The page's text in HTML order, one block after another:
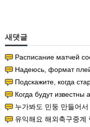
새댓글
Расписание матчей
Надеюсь, формат плей-офф
Подскажите, когда
Когда будут известны
누가봐도 민둥 만들어서 탈북하는것들이나 뭔가
유익해요 해외축구중계 링크 찾기 쉬워서 자